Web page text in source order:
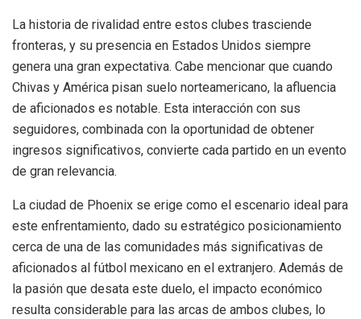
La historia de rivalidad entre estos clubes trasciende
fronteras, y su presencia en Estados Unidos siempre
genera una gran expectativa. Cabe mencionar que cuando
Chivas y América pisan suelo norteamericano, la afluencia
de aficionados es notable. Esta interacción con sus
seguidores, combinada con la oportunidad de obtener
ingresos significativos, convierte cada partido en un evento
de gran relevancia.
La ciudad de Phoenix se erige como el escenario ideal para
este enfrentamiento, dado su estratégico posicionamiento
cerca de una de las comunidades más significativas de
aficionados al fútbol mexicano en el extranjero. Además de
la pasión que desata este duelo, el impacto económico
resulta considerable para las arcas de ambos clubes, lo